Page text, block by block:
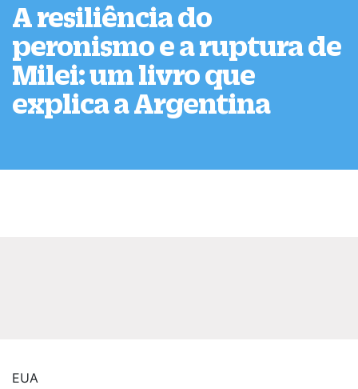
A resiliência do
peronismo e a ruptura de
Milei: um livro que
explica a Argentina
EUA